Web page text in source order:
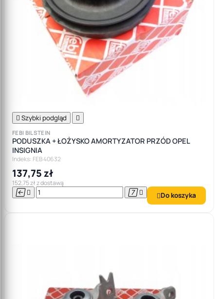
 Szybki podgląd 
FEBI BILSTEIN
PODUSZKA + ŁOŻYSKO AMORTYZATOR PRZÓD OPEL
INSIGNIA
Indeks: FEB 40632
137,75 zł
152,75 zł z dostawą
    Do koszyka